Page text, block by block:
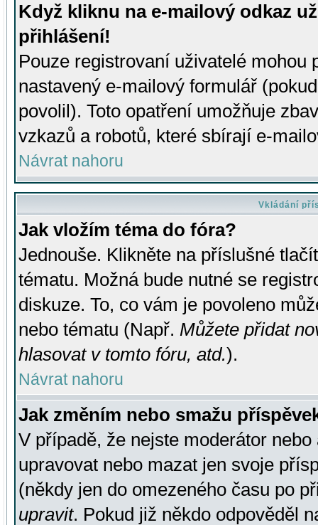
Když kliknu na e-mailový odkaz
přihlášení!
Pouze registrovaní uživatelé mohou
nastavený e-mailový formulář
povolil). Toto opatření umožňuje
vzkazů a robotů, které sbírají e-
Návrat nahoru
Vkládání
Jak vložím téma do fóra?
Jednouše. Klikněte na příslušné
tématu. Možná bude nutné se
diskuze. To, co vám je povoleno
nebo tématu (Např. Můžete přidat
hlasovat v tomto fóru, atd.).
Návrat nahoru
Jak změním nebo smažu
V případě, že nejste moderátor
upravovat nebo mazat jen svoje
(někdy jen do omezeného času po
upravit. Pokud již někdo odpověděl